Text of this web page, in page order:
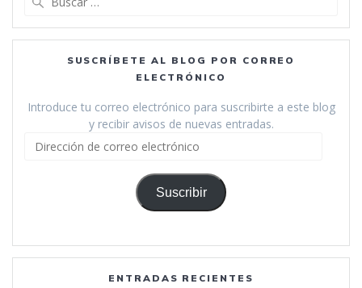
SUSCRÍBETE AL BLOG POR CORREO
ELECTRÓNICO
Introduce tu correo electrónico para suscribirte a este blog
y recibir avisos de nuevas entradas.
Dirección
correo
electrónico
Suscribir
ENTRADAS RECIENTES